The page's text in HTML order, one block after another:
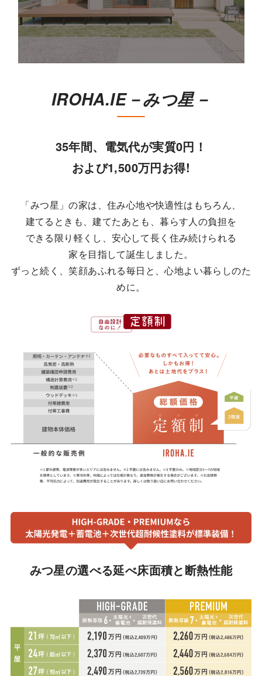
IROHA.IE－みつ星－
35年間、電気代が実質0円！
および1,500万円お得!
「みつ星」の家は、住み心地や快適性はもちろん、
建てるときも、建てたあとも、暮らす人の負担を
できる限り軽くし、安心して長く住み続けられる
家を目指して誕生しました。
ずっと続く、笑顔あふれる毎日と、心地よい暮らしのた
めに。
みつ星の選べる延べ床面積と断熱性能